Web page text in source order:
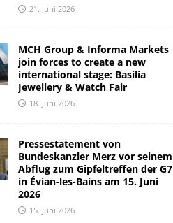
21. Juni 2026
MCH Group & Informa Markets
join forces to create a new
international stage: Basilia
Jewellery & Watch Fair
18. Juni 2026
Pressestatement von
Bundeskanzler Merz vor seinem
Abflug zum Gipfeltreffen der G7
in Évian-les-Bains am 15. Juni
2026
15. Juni 2026